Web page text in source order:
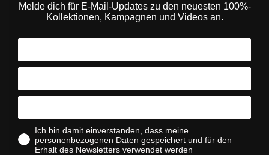
Melde dich für E-Mail-Updates zu den neuesten 100%-
Kollektionen, Kampagnen und Videos an.
Ich bin damit einverstanden, dass meine
personenbezogenen Daten gespeichert und für den
Erhalt des Newsletters verwendet werden